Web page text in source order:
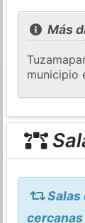
Más
municipio
Salas
cercanas